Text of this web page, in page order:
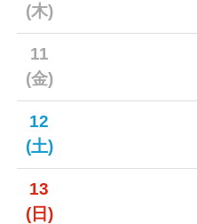
(木)
11
(金)
12
(土)
13
(日)